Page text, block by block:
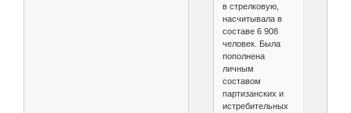
в стрелковую,
насчитывала в
составе 6 908
человек. Была
пополнена
личным
составом
партизанских и
истребительных